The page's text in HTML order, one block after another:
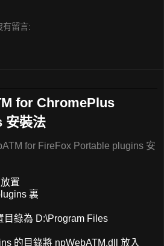
有留言:
for ChromePlus
安裝法
for FireFox Portable plugins 安
放置
裏
錄為 D:\Program Files
的目錄將 npWebATM.dll 放入